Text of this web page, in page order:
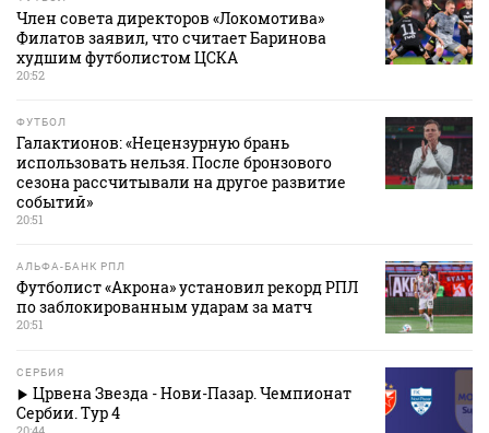
Член совета директоров «Локомотива»
Филатов заявил, что считает Баринова
худшим футболистом ЦСКА
20:52
ФУТБОЛ
Галактионов: «Нецензурную брань
использовать нельзя. После бронзового
сезона рассчитывали на другое развитие
событий»
20:51
АЛЬФА-БАНК РПЛ
Футболист «Акрона» установил рекорд РПЛ
по заблокированным ударам за матч
20:51
СЕРБИЯ
Црвена Звезда - Нови-Пазар. Чемпионат
Сербии. Тур 4